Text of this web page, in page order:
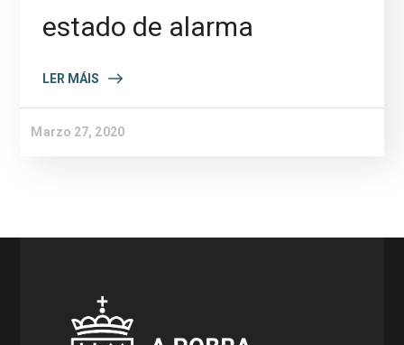
estado de alarma
LER MÁIS
Marzo 27, 2020